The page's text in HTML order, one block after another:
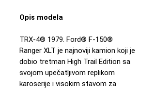
Opis modela
TRX-4® 1979. Ford® F-150®
Ranger XLT je najnoviji kamion koji je
dobio tretman High Trail Edition sa
svojom upečatljivom replikom
karoserije i visokim stavom za